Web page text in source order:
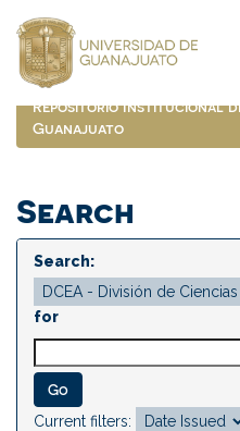
navigation
Repositorio Institucional
Guanajuato
Search
Search:
for
Current filters: